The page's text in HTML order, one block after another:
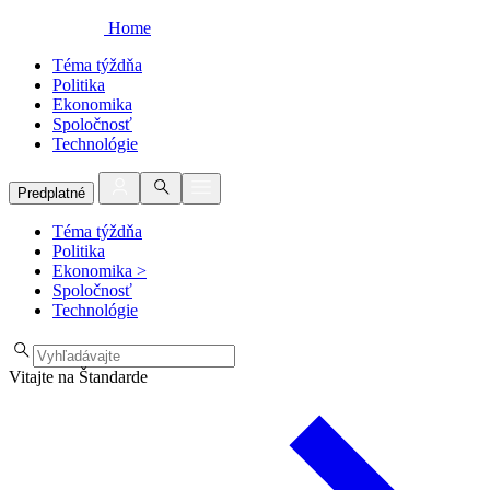
Home
Téma týždňa
Politika
Ekonomika
Spoločnosť
Technológie
Predplatné
Téma týždňa
Politika
Ekonomika >
Spoločnosť
Technológie
Vitajte na Štandarde